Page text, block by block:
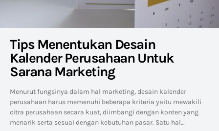
Tips Menentukan Desain
Kalender Perusahaan Untuk
Sarana Marketing
Menurut fungsinya dalam hal marketing, desain kalender
perusahaan harus memenuhi beberapa kriteria yaitu mewakili
citra perusahaan secara kuat, diimbangi dengan konten yang
menarik serta sesuai dengan kebutuhan pasar. Satu hal…